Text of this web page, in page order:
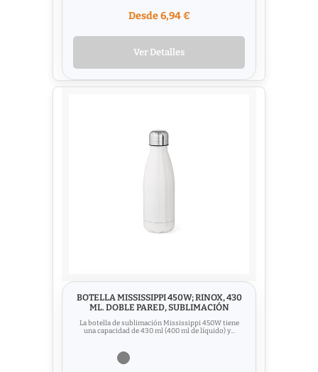
Desde 6,94 €
Ver Detalles
BOTELLA MISSISSIPPI 450W; RINOX, 430
ML. DOBLE PARED, SUBLIMACIÓN
La botella de sublimación Mississippi 450W tiene
una capacidad de 430 ml (400 ml de líquido) y...